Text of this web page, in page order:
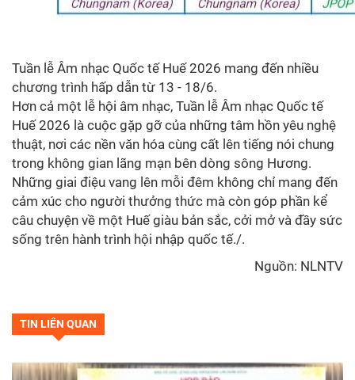
Tuần lễ Âm nhạc Quốc tế Huế 2026 mang đến nhiều
chương trình hấp dẫn từ 13 - 18/6.
Hơn cả một lễ hội âm nhạc, Tuần lễ Âm nhạc Quốc tế
Huế 2026 là cuộc gặp gỡ của những tâm hồn yêu nghệ
thuật, nơi các nền văn hóa cùng cất lên tiếng nói chung
trong không gian lãng mạn bên dòng sông Hương.
Những giai điệu vang lên mỗi đêm không chỉ mang đến
cảm xúc cho người thưởng thức mà còn góp phần kể
câu chuyện về một Huế giàu bản sắc, cởi mở và đầy sức
sống trên hành trình hội nhập quốc tế./.
Nguồn: NLNTV
TIN LIÊN QUAN